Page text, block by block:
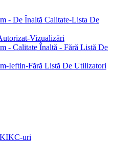
- De Înaltă Calitate-Lista De
Vizualizări
- Calitate Înaltă - Fără Listă De
Ieftin-Fără Listă De Utilizatori
KIKC-uri